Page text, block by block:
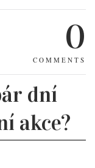
0
COMMENTS
dní
akce?